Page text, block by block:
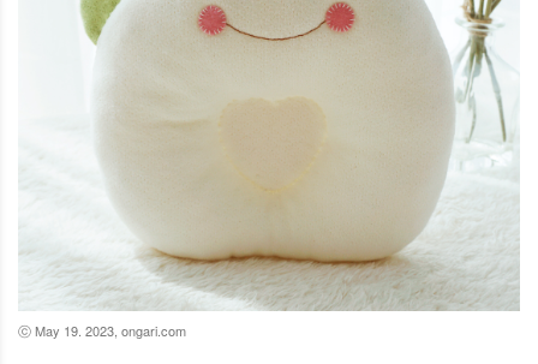
ⓒ May 19. 2023, ongari.com